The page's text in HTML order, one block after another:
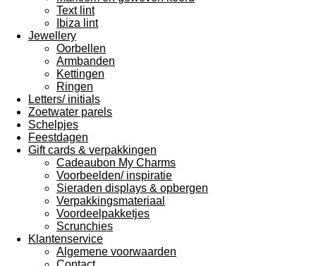
Text lint
Ibiza lint
Jewellery
Oorbellen
Armbanden
Kettingen
Ringen
Letters/ initials
Zoetwater parels
Schelpjes
Feestdagen
Gift cards & verpakkingen
Cadeaubon My Charms
Voorbeelden/ inspiratie
Sieraden displays & opbergen
Verpakkingsmateriaal
Voordeelpakketjes
Scrunchies
Klantenservice
Algemene voorwaarden